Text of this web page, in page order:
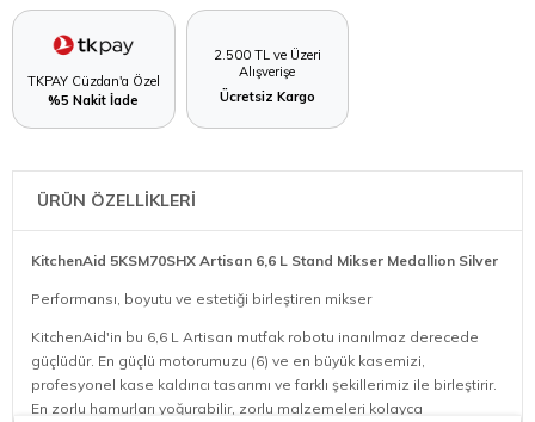
TKPAY Cüzdan'a Özel
%5 Nakit İade
2.500 TL ve Üzeri
Alışverişe
Ücretsiz Kargo
ÜRÜN ÖZELLİKLERİ
KitchenAid 5KSM70SHX Artisan 6,6 L Stand Mikser Medallion Silver
Performansı, boyutu ve estetiği birleştiren mikser
KitchenAid'in bu 6,6 L Artisan mutfak robotu inanılmaz derecede
güçlüdür. En güçlü motorumuzu (6) ve en büyük kasemizi,
profesyonel kase kaldırıcı tasarımı ve farklı şekillerimiz ile birleştirir.
En zorlu hamurları yoğurabilir, zorlu malzemeleri kolayca